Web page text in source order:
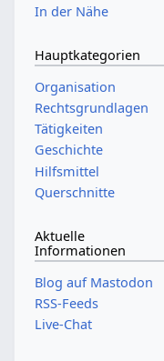
In der Nähe
Hauptkategorien
Organisation
Rechtsgrundlagen
Tätigkeiten
Geschichte
Hilfsmittel
Querschnitte
Aktuelle
Informationen
Blog auf Mastodon
RSS-Feeds
Live-Chat